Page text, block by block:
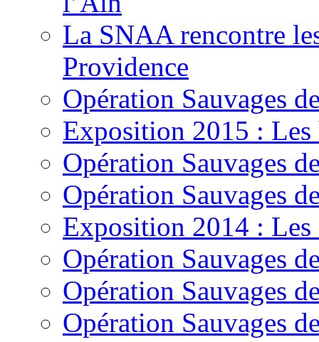
La SNAA rencontre
Providence
Opération Sauvages
Exposition 2015 :
Opération Sauvages
Opération Sauvages
Exposition 2014 : Les
Opération Sauvages
Opération Sauvages
Opération Sauvages